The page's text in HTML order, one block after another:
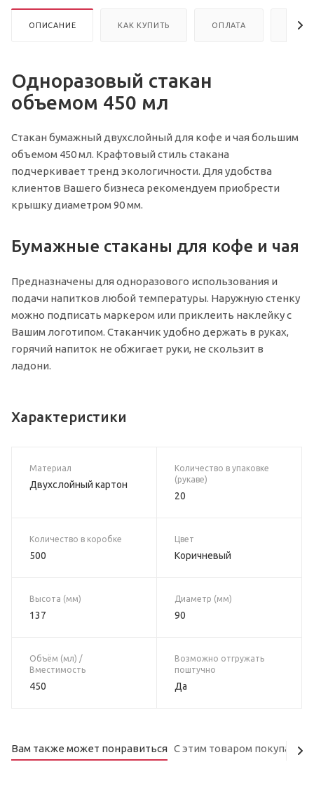
ОПИСАНИЕ КАК КУПИТЬ ОПЛАТА
Одноразовый стакан
объемом 450 мл
Стакан бумажный двухслойный для кофе и чая большим
объемом 450 мл. Крафтовый стиль стакана
подчеркивает тренд экологичности. Для удобства
клиентов Вашего бизнеса рекомендуем приобрести
крышку диаметром 90 мм.
Бумажные стаканы для кофе и чая
Предназначены для одноразового использования и
подачи напитков любой температуры. Наружную стенку
можно подписать маркером или приклеить наклейку с
Вашим логотипом. Стаканчик удобно держать в руках,
горячий напиток не обжигает руки, не скользит в
ладони.
Характеристики
Материал
Двухслойный картон
Количество в упаковке
(рукаве)
20
Количество в коробке
500
Цвет
Коричневый
Высота (мм)
137
Диаметр (мм)
90
Объём (мл) /
Вместимость
450
Возможно отгружать
поштучно
Да
Вам также может понравиться С этим товаром покупают